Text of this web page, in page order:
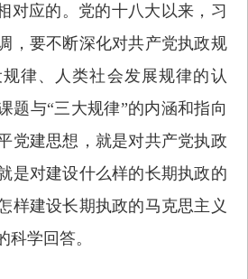
对应的。党的十八大以来，习
，要不断深化对共产党执政规
律、人类社会发展规律的认
题与“三大规律”的内涵和指向
党建思想，就是对共产党执政
是对建设什么样的长期执政的
样建设长期执政的马克思主义
科学回答。